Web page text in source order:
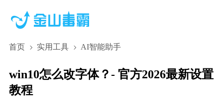
首页 实用工具 AI智能助手
win10怎么改字体？- 官方2026最新设置
教程